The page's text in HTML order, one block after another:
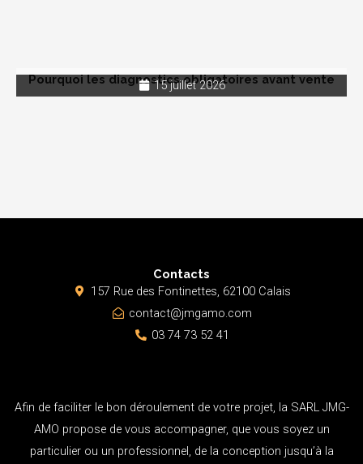
Pourquoi les diagnostics obligatoires avant vente
15 juillet 2026
Contacts
157 Rue des Fontinettes, 62100 Calais
contact@jmgamo.com
03 74 73 52 41
Afin de faciliter le bon déroulement de votre projet, la SARL JMG-
AMO propose de vous accompagner, que vous soyez un
particulier ou un professionnel, de la conception jusqu’à la